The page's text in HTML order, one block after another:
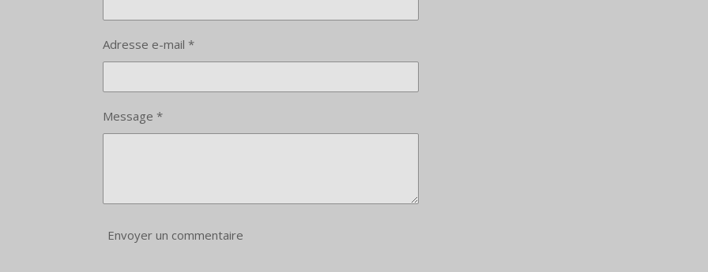
Adresse e-mail *
Message *
Envoyer un commentaire